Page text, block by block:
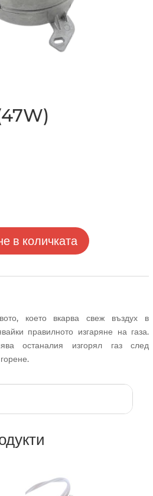
в количката
което вкарва свеж въздух в
правилното изгаряне на газа.
останалия изгорял газ след